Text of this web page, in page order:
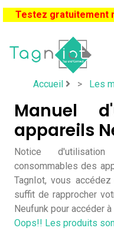
Testez gratuitement
Accueil > Les
Manuel
appareils
Notice
consommables des
TagnIot, vous
suffit de rapprocher
Neufunk pour accéder
Oops!! Les produits